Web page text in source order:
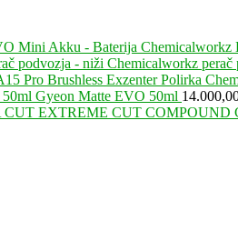
Chemicalworkz perač
Gyeon Matte EVO 50ml